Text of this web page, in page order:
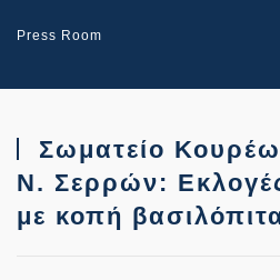
Press Room
Σωματείο
Ν. Σερρών:
με κοπή